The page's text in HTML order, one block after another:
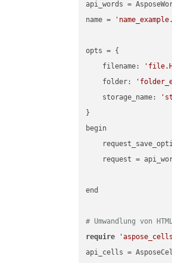
api_words =
name =
opts = {
    filename:
    folder:
    storage_name:
}
begin
request =
end
# Umwandlung von
require
api_cells =